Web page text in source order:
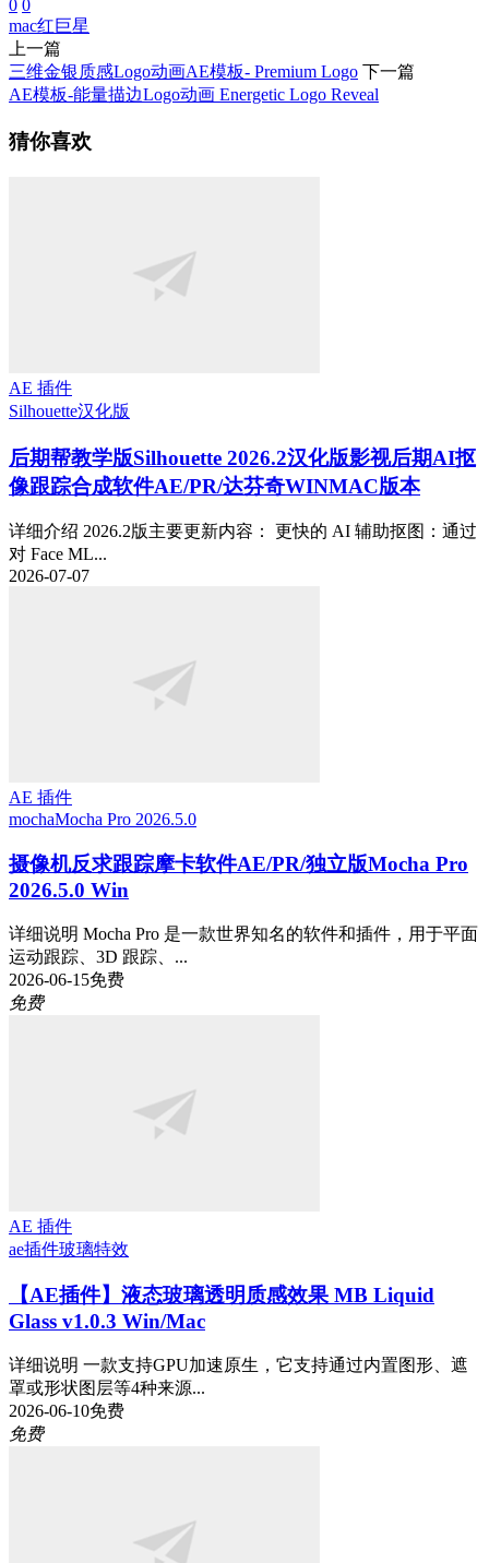
0 0
mac红巨星
上一篇
三维金银质感Logo动画AE模板- Premium Logo 下一篇
AE模板-能量描边Logo动画 Energetic Logo Reveal
猜你喜欢
AE 插件
Silhouette汉化版
后期帮教学版Silhouette 2026.2汉化版影视后期AI抠
像跟踪合成软件AE/PR/达芬奇WINMAC版本
详细介绍 2026.2版主要更新内容： 更快的 AI 辅助抠图：通过
对 Face ML...
2026-07-07
AE 插件
mochaMocha Pro 2026.5.0
摄像机反求跟踪摩卡软件AE/PR/独立版Mocha Pro
2026.5.0 Win
详细说明 Mocha Pro 是一款世界知名的软件和插件，用于平面
运动跟踪、3D 跟踪、...
2026-06-15免费
免费
AE 插件
ae插件玻璃特效
【AE插件】液态玻璃透明质感效果 MB Liquid
Glass v1.0.3 Win/Mac
详细说明 一款支持GPU加速原生，它支持通过内置图形、遮
罩或形状图层等4种来源...
2026-06-10免费
免费